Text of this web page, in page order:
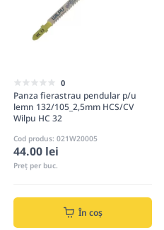
0
Panza fierastrau pendular p/u
lemn 132/105_2,5mm HCS/CV
Wilpu HC 32
Cod produs: 021W20005
44.00 lei
Preț per buc.
În coș